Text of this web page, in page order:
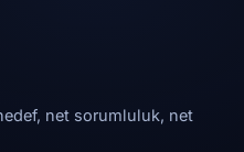
net sorumluluk, net